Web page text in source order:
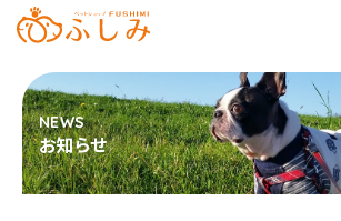
お知らせ